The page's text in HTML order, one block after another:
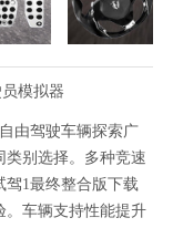
模拟器
由驾驶车辆探索广
类别选择。多种竞速
驾1最终整合版下载
。车辆支持性能提升